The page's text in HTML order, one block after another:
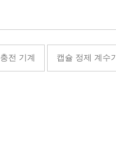
충전 기계 캡슐 정제 계수기